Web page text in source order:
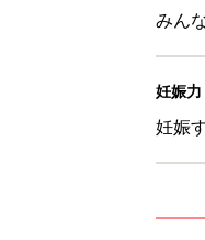
みん
妊娠力
妊娠